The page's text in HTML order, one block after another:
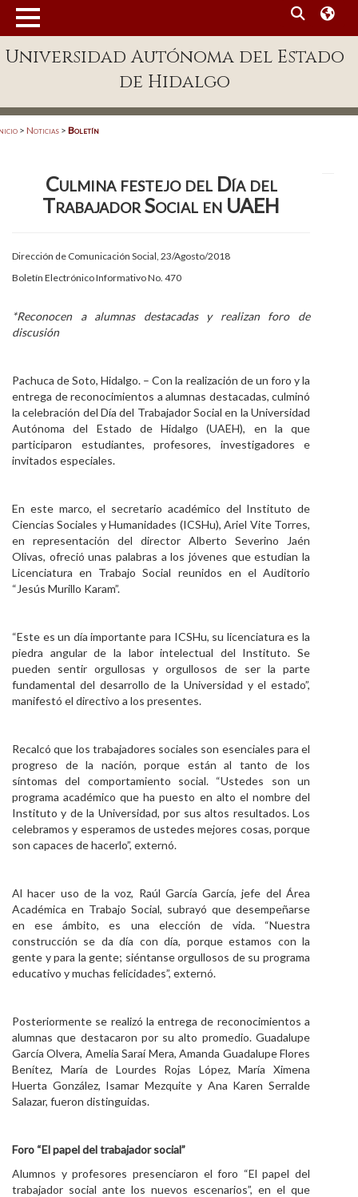
Enlaces
Patronato
Publicaciones en línea
Acreditación Internacional
Alumnado
Personal
Alumni
Visitantes
Universidad Autónoma del Estado
de Hidalgo
> Noticias > Boletín
Culmina festejo del Día del
Trabajador Social en UAEH
Dirección de Comunicación Social, 23/Agosto/2018
Boletín Electrónico Informativo No. 470
*Reconocen a alumnas destacadas y realizan foro de
discusión
Pachuca de Soto, Hidalgo. – Con la realización de un foro y la
entrega de reconocimientos a alumnas destacadas, culminó
la celebración del Día del Trabajador Social en la Universidad
Autónoma del Estado de Hidalgo (UAEH), en la que
participaron estudiantes, profesores, investigadores e
invitados especiales.
En este marco, el secretario académico del Instituto de
Ciencias Sociales y Humanidades (ICSHu), Ariel Vite Torres,
en representación del director Alberto Severino Jaén
Olivas, ofreció unas palabras a los jóvenes que estudian la
Licenciatura en Trabajo Social reunidos en el Auditorio
“Jesús Murillo Karam”.
“Este es un día importante para ICSHu, su licenciatura es la
piedra angular de la labor intelectual del Instituto. Se
pueden sentir orgullosas y orgullosos de ser la parte
fundamental del desarrollo de la Universidad y el estado”,
manifestó el directivo a los presentes.
Recalcó que los trabajadores sociales son esenciales para el
progreso de la nación, porque están al tanto de los
síntomas del comportamiento social. “Ustedes son un
programa académico que ha puesto en alto el nombre del
Instituto y de la Universidad, por sus altos resultados. Los
celebramos y esperamos de ustedes mejores cosas, porque
son capaces de hacerlo”, externó.
Al hacer uso de la voz, Raúl García García, jefe del Área
Académica en Trabajo Social, subrayó que desempeñarse
en ese ámbito, es una elección de vida. “Nuestra
construcción se da día con día, porque estamos con la
gente y para la gente; siéntanse orgullosos de su programa
educativo y muchas felicidades”, externó.
Posteriormente se realizó la entrega de reconocimientos a
alumnas que destacaron por su alto promedio. Guadalupe
García Olvera, Amelia Saraí Mera, Amanda Guadalupe Flores
Benítez, María de Lourdes Rojas López, María Ximena
Huerta González, Isamar Mezquite y Ana Karen Serralde
Salazar, fueron distinguidas.
Foro “El papel del trabajador social”
Alumnos y profesores presenciaron el foro “El papel del
trabajador social ante los nuevos escenarios”, en el que